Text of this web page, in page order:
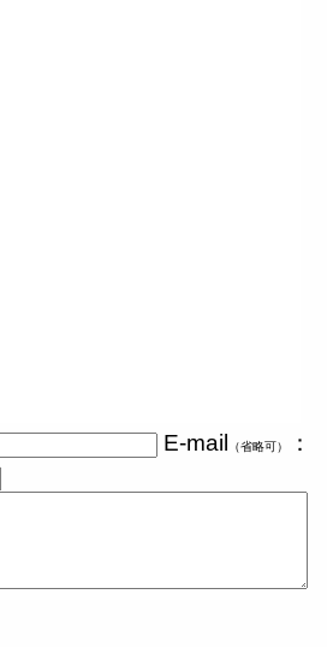
E-mail （省略可） ：